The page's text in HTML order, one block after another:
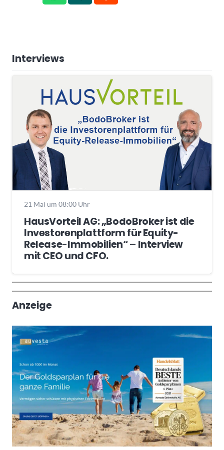
Interviews
21 Mai um 08:00 Uhr
HausVorteil AG: „BodoBroker ist die
Investorenplattform für Equity-
Release-Immobilien“ – Interview
mit CEO und CFO.
Wochenrückblick
Trendthemen
Anzeige